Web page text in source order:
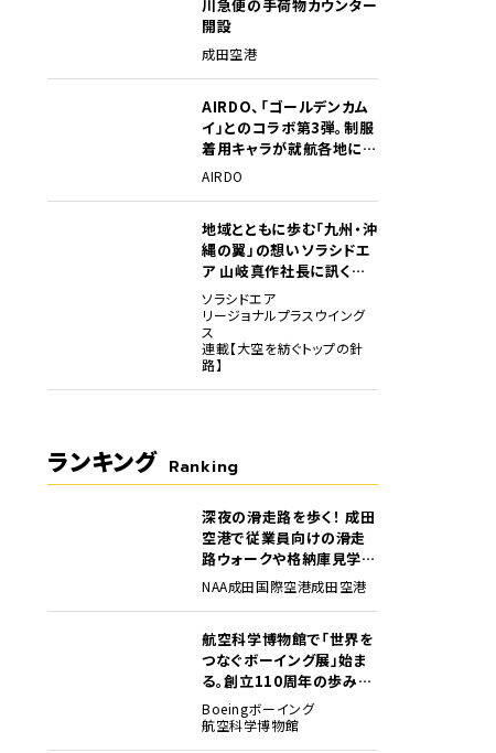
川急便の手荷物カウンター
開設
成田空港
AIRDO、「ゴールデンカム
イ」とのコラボ第3弾。制服
着用キャラが就航各地に登
場
AIRDO
地域とともに歩む「九州・沖
縄の翼」の想い――ソラシドエ
ア 山岐真作社長に訊く就
任1年の手応え
ソラシドエア
リージョナルプラスウイング
ス
連載【大空を紡ぐトップの針
路】
ランキング Ranking
深夜の滑走路を歩く！ 成田
空港で従業員向けの滑走
路ウォークや格納庫見学イ
ベントを初開催
NAA成田国際空港成田空港
航空科学博物館で「世界を
つなぐボーイング展」始ま
る。創立110周年の歩みを
貴重な資料でたどる
Boeingボーイング
航空科学博物館